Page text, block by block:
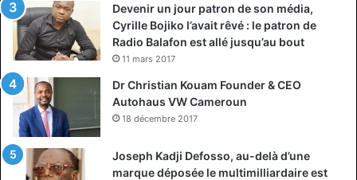
Devenir un jour patron de son média,
Cyrille Bojiko l’avait rêvé : le patron de
Radio Balafon est allé jusqu’au bout
11 mars 2017
Dr Christian Kouam Founder & CEO
Autohaus VW Cameroun
18 décembre 2017
Joseph Kadji Defosso, au-delà d’une
marque déposée le multimilliardaire est